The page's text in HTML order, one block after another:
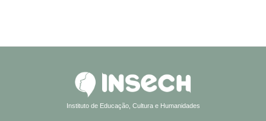
Instituto de Educação, Cultura e Humanidades